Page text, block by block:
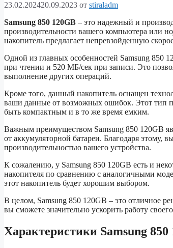
23.02.202420.09.2023 от stiraladm
Samsung 850 120GB – это надежный и
производительности вашего компьютера или
накопитель предлагает непревзойденную
Одной из главных особенностей Samsung 850
при чтении и 520 МБ/сек при записи. Это
выполнение других операций.
Кроме того, данный накопитель оснащен
ваши данные от возможных ошибок. Этот тип
быть компактным и в то же время емким.
Важным преимуществом Samsung 850 120GB
от аккумуляторной батареи. Благодаря этому,
производительностью вашего устройства.
К сожалению, у Samsung 850 120GB есть и
накопителя по сравнению с аналогичными
этот накопитель будет хорошим выбором.
В целом, Samsung 850 120GB – это отличное
вы сможете значительно ускорить работу
Характеристики Samsung 850